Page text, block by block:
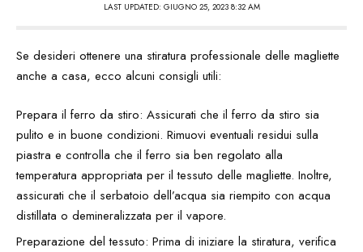
LAST UPDATED: GIUGNO 25, 2023 8:32 AM
Se desideri ottenere una stiratura professionale delle magliette
anche a casa, ecco alcuni consigli utili:
Prepara il ferro da stiro: Assicurati che il ferro da stiro sia
pulito e in buone condizioni. Rimuovi eventuali residui sulla
piastra e controlla che il ferro sia ben regolato alla
temperatura appropriata per il tessuto delle magliette. Inoltre,
assicurati che il serbatoio dell’acqua sia riempito con acqua
distillata o demineralizzata per il vapore.
Preparazione del tessuto: Prima di iniziare la stiratura, verifica